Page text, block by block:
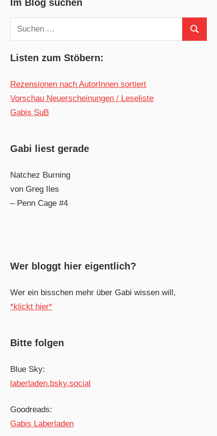
Im Blog suchen
Suchen
nach:
Suchen
Listen zum Stöbern:
Rezensionen nach AutorInnen sortiert
Vorschau Neuerscheinungen / Leseliste
Gabis SuB
Gabi liest gerade
Natchez Burning
von Greg Iles
– Penn Cage #4
Wer bloggt hier eigentlich?
Wer ein bisschen mehr über Gabi wissen will,
*klickt hier*
Bitte folgen
Blue Sky:
laberladen.bsky.social
Goodreads:
Gabis Laberladen